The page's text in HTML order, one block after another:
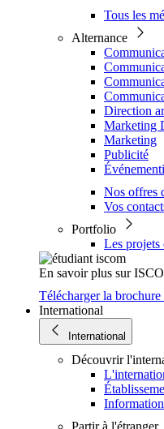
Tous les
Alternance
Direction
Marketing
Marketing
Publicité
Nos offres
Vos
Portfolio
Les
En savoir plus sur
Télécharger la brochure
International
International
Découvrir
Partir à l'étranger